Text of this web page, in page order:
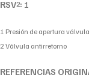
RSV2: 1
1 Presión de apertura
2 Válvula antirretorno
REFERENCIAS